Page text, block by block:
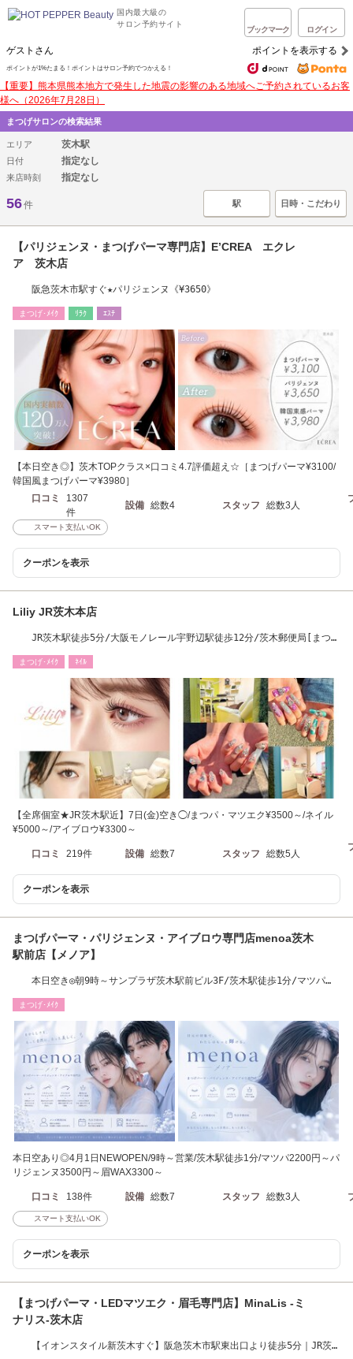
国内最大級の
サロン予約サイト
ブックマーク ログイン
ゲストさん ポイントを表示する
ポイントが1%たまる！ポイントはサロン予約でつかえる！
【重要】熊本県熊本地方で発生した地震の影響のある地域へご予約されているお客
様へ（2026年7月28日）
まつげサロンの検索結果
エリア 茨木駅
日付 指定なし
来店時刻 指定なし
56件 駅 日時・こだわり
【パリジェンヌ・まつげパーマ専門店】E’CREA エクレ
ア 茨木店
阪急茨木市駅すぐ★パリジェンヌ《¥3650》
まつげ･ﾒｲｸ ﾘﾗｸ ｴｽﾃ
【本日空き◎】茨木TOPクラス×口コミ4.7評価超え☆［まつげパーマ¥3100/
韓国風まつげパーマ¥3980］
口コミ
1307
件
設備 総数4 スタッフ 総数3人
スマート支払いOK
クーポンを表示
Liliy JR茨木本店
JR茨木駅徒歩5分/大阪モノレール宇野辺駅徒歩12分/茨木郵便局[まつ
まつげ･ﾒｲｸ ﾈｲﾙ
【全席個室★JR茨木駅近】7日(金)空き◯/まつパ・マツエク¥3500～/ネイル
¥5000～/アイブロウ¥3300～
口コミ 219件 設備 総数7 スタッフ 総数5人
クーポンを表示
まつげパーマ・パリジェンヌ・アイブロウ専門店menoa茨木
駅前店【メノア】
本日空き◎朝9時～サンプラザ茨木駅前ビル3F/茨木駅徒歩1分/マツパ
まつげ･ﾒｲｸ
本日空あり◎4月1日NEWOPEN/9時～営業/茨木駅徒歩1分/マツパ2200円～パ
リジェンヌ3500円～眉WAX3300～
口コミ 138件 設備 総数7 スタッフ 総数3人
スマート支払いOK
クーポンを表示
【まつげパーマ・LEDマツエク・眉毛専門店】MinaLis -ミ
ナリス-茨木店
【イオンスタイル新茨木すぐ】阪急茨木市駅東出口より徒歩5分｜JR茨